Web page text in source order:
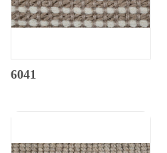
6041